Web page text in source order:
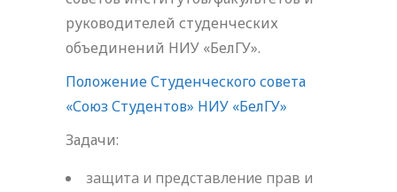
руководителей студенческих
объединений НИУ «БелГУ».
Положение Студенческого совета
«Союз Студентов» НИУ «БелГУ»
Задачи:
защита и представление прав и